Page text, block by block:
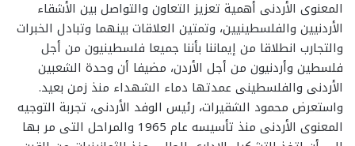
المعنوى الأردنى أهمية تعزيز التعاون والتواصل بين الأشقاء
الأردنيين والفلسطينيين، وتمتين العلاقات بينهما وتبادل الخبرات
والتجارب انطلاقا من إيماننا بأننا جميعا فلسطينيون من أجل
فلسطين وأردنيون من أجل الأردن، مضيفا أن وحدة الشعبين
الأردنى والفلسطينى عمدتها دماء الشهداء منذ زمن بعيد.
واستعرض محمود الشقيرات، رئيس الوفد الأردنى، تجربة التوجيه
المعنوى الأردنى منذ تأسيسه عام 1965 والمراحل التى مر بها